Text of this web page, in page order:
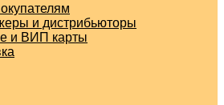
и дистрибьюторы
и ВИП карты